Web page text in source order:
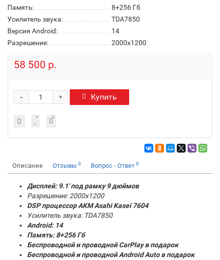
Память:
8+256 Гб
Усилитель звука:
TDA7850
Версия Android:
14
Разрешение:
2000x1200
58 500 р.
+
- Купить
Описание Отзывы 0 Вопрос - Ответ 0
Дисплей: 9.1' под рамку 9 дюймов
Разрешение: 2000x1200
DSP процессор AKM Asahi Kasei 7604
Усилитель звука: TDA7850
Android: 14
Память:8+256 Гб
Беспроводной и проводной CarPlay в подарок
Беспроводной и проводной Android Auto в подарок